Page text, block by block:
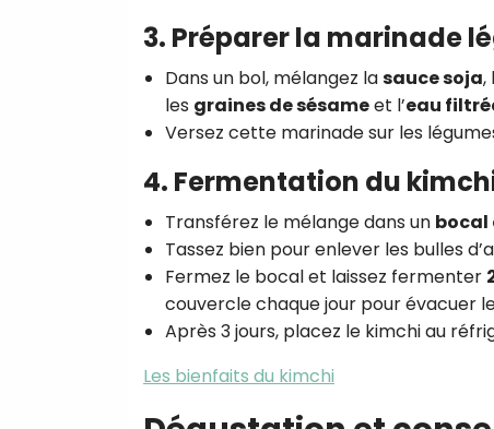
3. Préparer la marinade
Dans un bol, mélangez lasauce soja,
les graines de sésameet l’eau
Versez cette marinade sur les
4. Fermentation du
Transférez le mélange dans un bocal
Tassez bien pour enlever les bulles
Fermez le bocal et laissez fermenter
couvercle chaque jour pour évacuer
Après 3 jours, placez le kimchi au
Les bienfaits du kimchi